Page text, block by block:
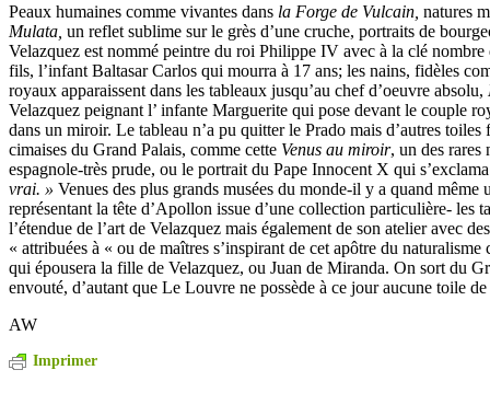
Peaux humaines comme vivantes dans la Forge de Vulcain, natures
Mulata, un reflet sublime sur le grès d’une cruche, portraits de
Velazquez est nommé peintre du roi Philippe IV avec à la clé nombre
fils, l’infant Baltasar Carlos qui mourra à 17 ans; les nains, fidèles
royaux apparaissent dans les tableaux jusqu’au chef d’oeuvre absolu,
Velazquez peignant l’ infante Marguerite qui pose devant le couple
dans un miroir. Le tableau n’a pu quitter le Prado mais d’autres toiles
cimaises du Grand Palais, comme cette Venus au miroir, un des rares
espagnole-très prude, ou le portrait du Pape Innocent X qui
vrai. » Venues des plus grands musées du monde-il y a quand même
représentant la tête d’Apollon issue d’une collection particulière- les
l’étendue de l’art de Velazquez mais également de son atelier avec
« attribuées à « ou de maîtres s’inspirant de cet apôtre du
qui épousera la fille de Velazquez, ou Juan de Miranda. On sort du
envouté, d’autant que Le Louvre ne possède à ce jour aucune toile
AW
Imprimer